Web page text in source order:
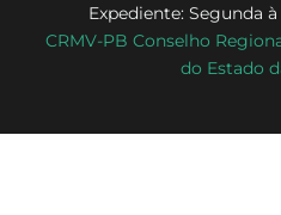
Expediente: Segunda à
CRMV-PB Conselho
do Estado